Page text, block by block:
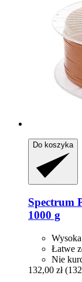
Do koszyka
Spectrum
1000 g
Łatwe
Nie
132,00 zł